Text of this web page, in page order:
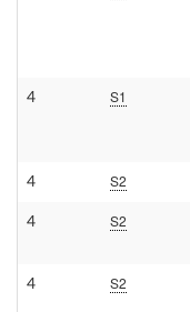
4 S1
4 S2
4 S2
4 S2